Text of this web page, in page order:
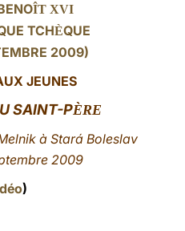
LATINE
ÎT XVI
TCHÈQUE
2009)
JEUNES
SAINT-PÈRE
à Stará Boleslav
2009
)